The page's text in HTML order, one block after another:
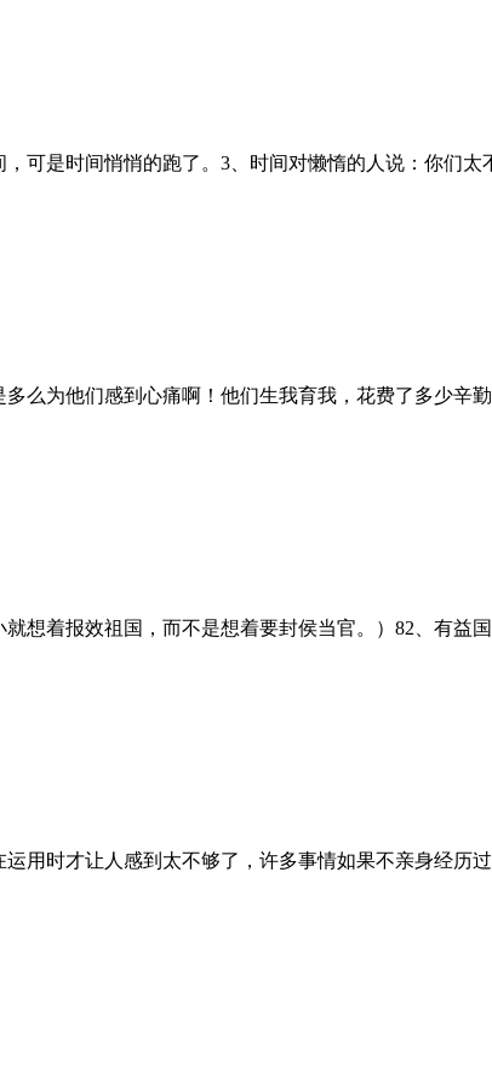
可是时间悄悄的跑了。3、时间对懒惰的人说：你们太
么为他们感到心痛啊！他们生我育我，花费了多少辛
想着报效祖国，而不是想着要封侯当官。）82、有益
用时才让人感到太不够了，许多事情如果不亲身经历